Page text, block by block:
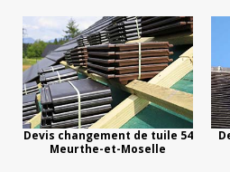
Devis changement de tuile 54
Meurthe-et-Moselle